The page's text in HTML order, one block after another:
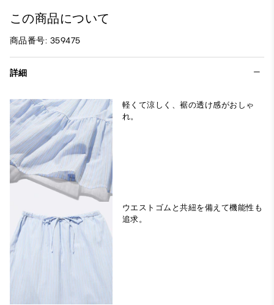
この商品について
商品番号: 359475
詳細
軽くて涼しく、裾の透け感がおしゃ
れ。
ウエストゴムと共紐を備えて機能性も
追求。